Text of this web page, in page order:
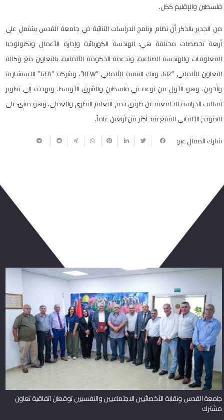
فلسطين والإقليم ككل.
من الجدير بالذكر أن نظام برنامج الدراسات الثنائية في جامعة القدس يشتمل على
أربعة تخصصات مختلفة هي: الهندسة الكهربائية وإدارة الأعمال وتكنولوجيا
المعلومات والهندسة الصناعية، وتدعمه الحكومة الألمانية، بالتعاون مع وكالة
التعاون الألماني “GIZ، وبنك التنمية الألماني “KFW”، وشركة “GFA” الاستشارية
وآخرين، وهو الأول من نوعه في فلسطين والشرق الأوسط، ويهدف إلى تطوير
أساليب الدراسة الجامعية عن طريق دمج التعليم النظري والعملي، وهو مبنيّ على
النموذج الألماني المتبع منذ أكثر من أربعين عاماً.
شارك المقال عبر:
جامعة القدس ونقابة الأخصائيين الاجتماعيين والنفسيين توقعان اتفاقية تعاون
مشترك